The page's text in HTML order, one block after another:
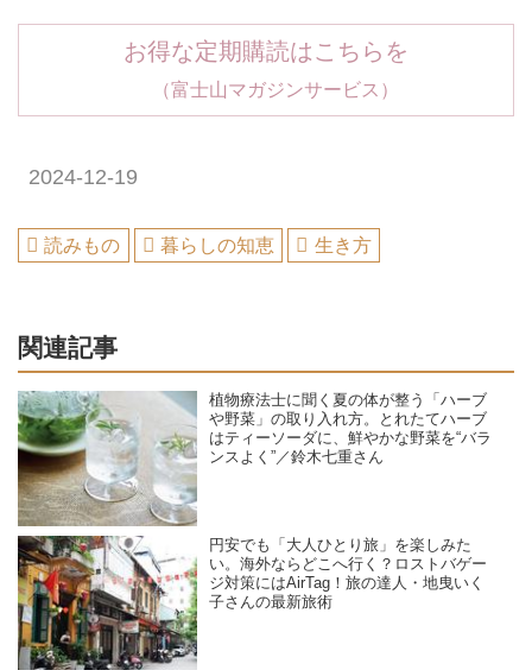
お得な定期購読はこちらを
（富士山マガジンサービス）
2024-12-19
読みもの 暮らしの知恵 生き方
関連記事
植物療法士に聞く夏の体が整う「ハーブ
や野菜」の取り入れ方。とれたてハーブ
はティーソーダに、鮮やかな野菜を“バラ
ンスよく”／鈴木七重さん
円安でも「大人ひとり旅」を楽しみた
い。海外ならどこへ行く？ロストバゲー
ジ対策にはAirTag！旅の達人・地曳いく
子さんの最新旅術